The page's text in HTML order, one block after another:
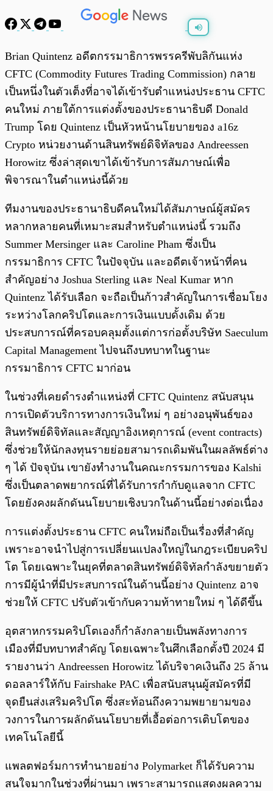
0:00 0:00
Brian Quintenz อดีตกรรมาธิการพรรครีพับลิกันแห่ง
CFTC (Commodity Futures Trading Commission) กลาย
เป็นหนึ่งในตัวเต็งที่อาจได้เข้ารับตำแหน่งประธาน CFTC
คนใหม่ ภายใต้การแต่งตั้งของประธานาธิบดี Donald
Trump โดย Quintenz เป็นหัวหน้านโยบายของ a16z
Crypto หน่วยงานด้านสินทรัพย์ดิจิทัลของ Andreessen
Horowitz ซึ่งล่าสุดเขาได้เข้ารับการสัมภาษณ์เพื่อ
พิจารณาในตำแหน่งนี้ด้วย
ทีมงานของประธานาธิบดีคนใหม่ได้สัมภาษณ์ผู้สมัคร
หลากหลายคนที่เหมาะสมสำหรับตำแหน่งนี้ รวมถึง
Summer Mersinger และ Caroline Pham ซึ่งเป็น
กรรมาธิการ CFTC ในปัจจุบัน และอดีตเจ้าหน้าที่คน
สำคัญอย่าง Joshua Sterling และ Neal Kumar หาก
Quintenz ได้รับเลือก จะถือเป็นก้าวสำคัญในการเชื่อมโยง
ระหว่างโลกคริปโตและการเงินแบบดั้งเดิม ด้วย
ประสบการณ์ที่ครอบคลุมตั้งแต่การก่อตั้งบริษัท Saeculum
Capital Management ไปจนถึงบทบาทในฐานะ
กรรมาธิการ CFTC มาก่อน
ในช่วงที่เคยดำรงตำแหน่งที่ CFTC Quintenz สนับสนุน
การเปิดตัวบริการทางการเงินใหม่ ๆ อย่างอนุพันธ์ของ
สินทรัพย์ดิจิทัลและสัญญาอิงเหตุการณ์ (event contracts)
ซึ่งช่วยให้นักลงทุนรายย่อยสามารถเดิมพันในผลลัพธ์ต่าง
ๆ ได้ ปัจจุบัน เขายังทำงานในคณะกรรมการของ Kalshi
ซึ่งเป็นตลาดพยากรณ์ที่ได้รับการกำกับดูแลจาก CFTC
โดยยังคงผลักดันนโยบายเชิงบวกในด้านนี้อย่างต่อเนื่อง
การแต่งตั้งประธาน CFTC คนใหม่ถือเป็นเรื่องที่สำคัญ
เพราะอาจนำไปสู่การเปลี่ยนแปลงใหญ่ในกฎระเบียบคริป
โต โดยเฉพาะในยุคที่ตลาดสินทรัพย์ดิจิทัลกำลังขยายตัว
การมีผู้นำที่มีประสบการณ์ในด้านนี้อย่าง Quintenz อาจ
ช่วยให้ CFTC ปรับตัวเข้ากับความท้าทายใหม่ ๆ ได้ดีขึ้น
อุตสาหกรรมคริปโตเองก็กำลังกลายเป็นพลังทางการ
เมืองที่มีบทบาทสำคัญ โดยเฉพาะในศึกเลือกตั้งปี 2024 มี
รายงานว่า Andreessen Horowitz ได้บริจาคเงินถึง 25 ล้าน
ดอลลาร์ให้กับ Fairshake PAC เพื่อสนับสนุนผู้สมัครที่มี
จุดยืนส่งเสริมคริปโต ซึ่งสะท้อนถึงความพยายามของ
วงการในการผลักดันนโยบายที่เอื้อต่อการเติบโตของ
เทคโนโลยีนี้
แพลตฟอร์มการทำนายอย่าง Polymarket ก็ได้รับความ
สนใจมากในช่วงที่ผ่านมา เพราะสามารถแสดงผลความ